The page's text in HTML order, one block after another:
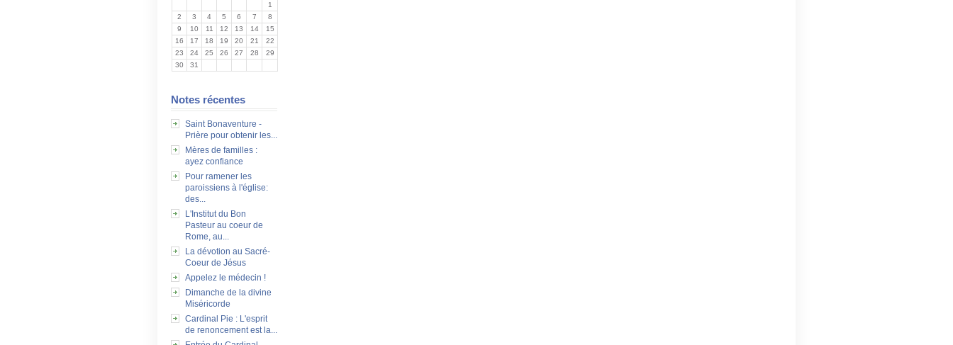
1
2
3 4 5 6 7
8
9
10 11 12 13 14
15
16
17 18 19 20 21
22
23
24 25 26 27 28
29
30
31
Notes récentes
Saint Bonaventure -
Prière pour obtenir les...
Mères de familles :
ayez confiance
Pour ramener les
paroissiens à l'église:
des...
L'Institut du Bon
Pasteur au coeur de
Rome, au...
La dévotion au Sacré-
Coeur de Jésus
Appelez le médecin !
Dimanche de la divine
Miséricorde
Cardinal Pie : L'esprit
de renoncement est la...